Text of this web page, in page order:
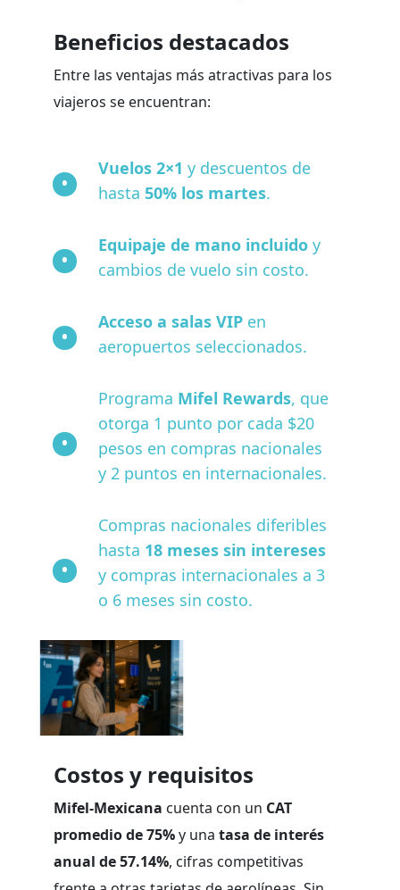
Beneficios destacados
Entre las ventajas más atractivas para los
viajeros se encuentran:
Vuelos 2×1 y descuentos de
hasta 50% los martes.
Equipaje de mano incluido y
cambios de vuelo sin costo.
Acceso a salas VIP en
aeropuertos seleccionados.
Programa Mifel Rewards, que
otorga 1 punto por cada $20
pesos en compras nacionales
y 2 puntos en internacionales.
Compras nacionales diferibles
hasta 18 meses sin intereses
y compras internacionales a 3
o 6 meses sin costo.
Costos y requisitos
Mifel-Mexicana cuenta con un CAT
promedio de 75%y una tasa de interés
anual de 57.14%, cifras competitivas